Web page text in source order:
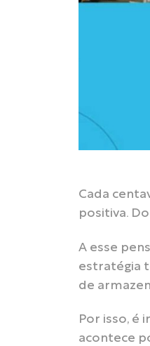
Cada
positiva.
A esse
estratégia
de
Por isso,
acontece